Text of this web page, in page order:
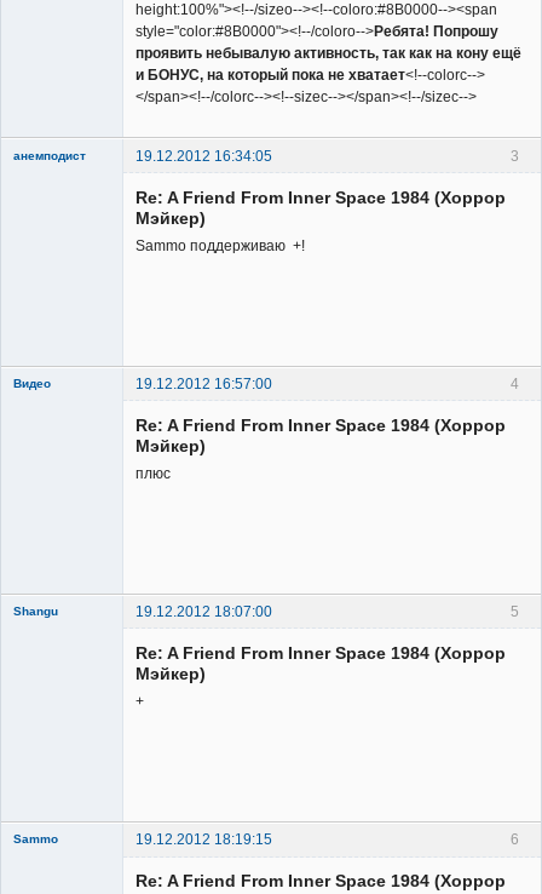
height:100%"><!--/sizeo--><!--coloro:#8B0000--><span
style="color:#8B0000"><!--/coloro-->Ребята! Попрошу
проявить небывалую активность, так как на кону ещё
и БОНУС, на который пока не хватает<!--colorc-->
</span><!--/colorc--><!--sizec--></span><!--/sizec-->
3
анемподист
19.12.2012 16:34:05
Re: A Friend From Inner Space 1984 (Хоррор
Мэйкер)
Sammo поддерживаю +!
4
Видео 19.12.2012 16:57:00
Re: A Friend From Inner Space 1984 (Хоррор
Мэйкер)
плюс
5
Shangu 19.12.2012 18:07:00
Re: A Friend From Inner Space 1984 (Хоррор
Мэйкер)
+
6
Sammo
19.12.2012 18:19:15
Re: A Friend From Inner Space 1984 (Хоррор